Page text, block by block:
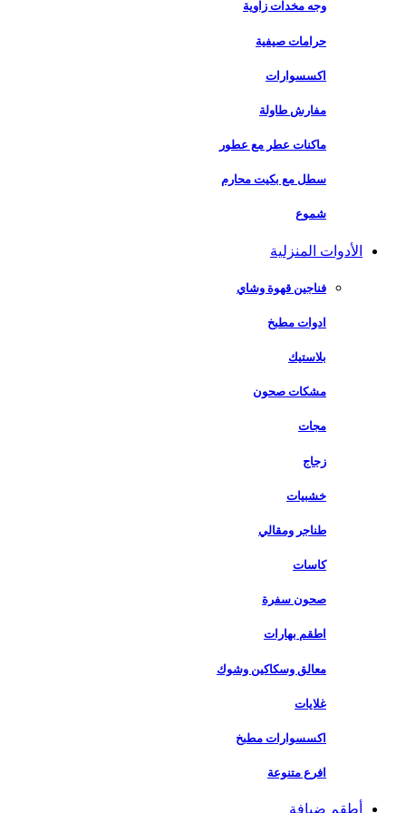
وجه مخدات زاوية
حرامات صيفية
اكسسوارات
مفارش طاولة
ماكنات عطر مع عطور
سطل مع بكيت محارم
شموع
الأدوات المنزلية
فناجين قهوة وشاي
ادوات مطبخ
بلاستيك
مشكات صحون
مجات
زجاج
خشبيات
طناجر ومقالي
كاسات
صحون سفرة
اطقم بهارات
معالق وسكاكين وشوك
غلايات
اكسسوارات مطبخ
افرع متنوعة
أطقم ضيافة